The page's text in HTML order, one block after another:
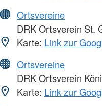
Ortsvereine
DRK Ortsverein St.
Karte: Link zur
Ortsvereine
DRK Ortsverein
Karte: Link zur